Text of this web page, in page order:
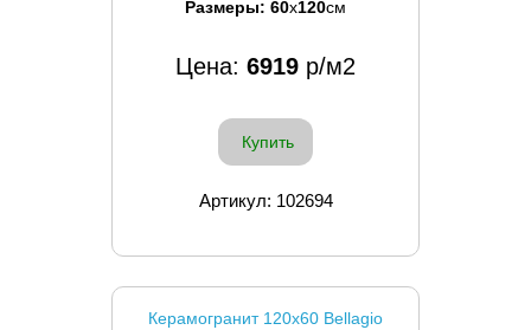
Размеры: 60x120см
Цена: 6919 р/м2
Купить
Артикул: 102694
Керамогранит 120x60 Bellagio